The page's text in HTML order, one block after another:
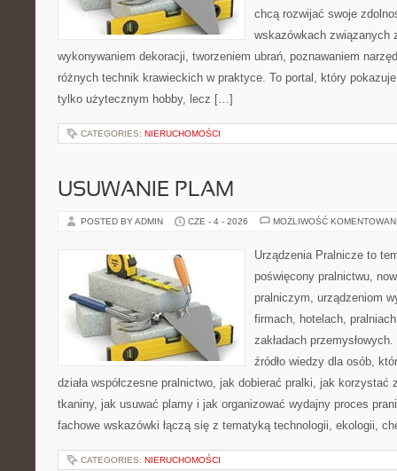
chcą rozwijać swoje
wskazówkach związanych
wykonywaniem dekoracji, tworzeniem ubrań, poznawaniem
różnych technik krawieckich w praktyce. To portal, który
tylko użytecznym hobby, lecz […]
CATEGORIES: NIERUCHOMOŚCI
USUWANIE PLAM
POSTED BY ADMIN CZE - 4 - 2026 MOŻLIWOŚĆ
Urządzenia Pralnicze to
poświęcony pralnictwu,
pralniczym, urządzeniom
firmach, hotelach,
zakładach
źródło wiedzy dla osób,
działa współczesne pralnictwo, jak dobierać pralki, jak korzystać
tkaniny, jak usuwać plamy i jak organizować wydajny proces
fachowe wskazówki łączą się z tematyką technologii, ekologii,
CATEGORIES: NIERUCHOMOŚCI